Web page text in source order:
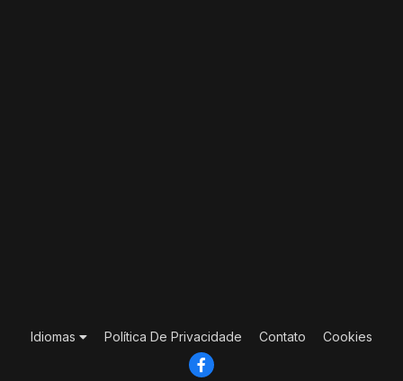
Idiomas Política De Privacidade Contato Cookies